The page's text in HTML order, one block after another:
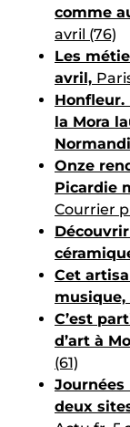
comme
avril (76)
Les
avril,
la Mora
Onze
Picardie
Courrier
Cet
musique,
C’est
d’art à
(61)
Journées
deux